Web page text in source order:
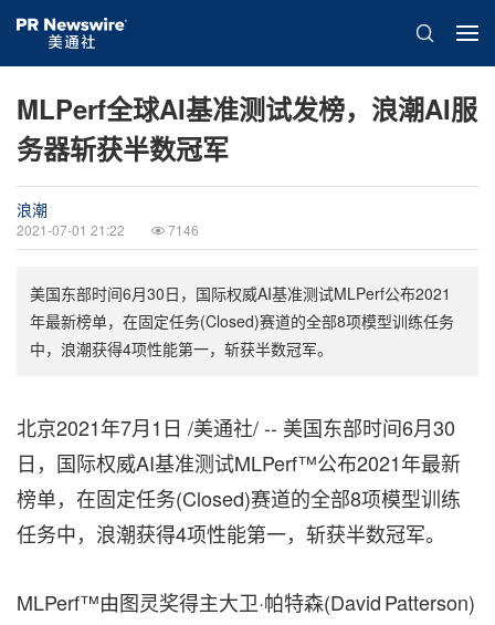
MLPerf全球AI基准测试发榜，浪潮AI服
务器斩获半数冠军
浪潮
2021-07-01 21:22 7146
美国东部时间6月30日，国际权威AI基准测试MLPerf公布2021
年最新榜单，在固定任务(Closed)赛道的全部8项模型训练任务
中，浪潮获得4项性能第一，斩获半数冠军。
北京2021年7月1日 /美通社/ -- 美国东部时间6月30
日，国际权威AI基准测试MLPerf™公布2021年最新
榜单，在固定任务(Closed)赛道的全部8项模型训练
任务中，浪潮获得4项性能第一，斩获半数冠军。
MLPerf™由图灵奖得主大卫·帕特森(David Patterson)